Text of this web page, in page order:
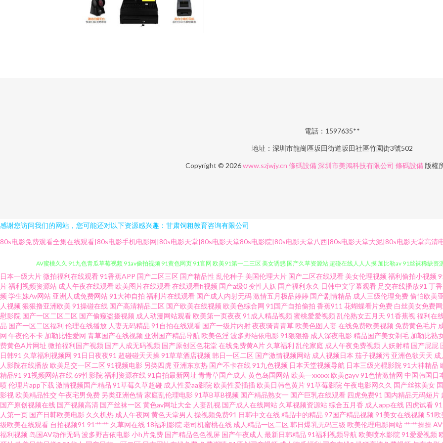
電話：1597635**
地址：深圳市龍崗區坂田街道坂田社區竹園街3號502
Copyright © 2026www.szjwjy.cn 條碼設備深圳市美鴻科技有限公司 條碼設備 版權
感谢您访问我们的网站，您可能还对以下资源感兴趣：甘肃饲粗教育咨询有限公司
80s电影免费观看全集在线观看|80s电影手机电影网|80s电影天堂|80s电影天堂80s电影院|80s电影天堂八西|80s电影天堂大泥|80s电影天堂高
www91黄色 婷婷成人综合网 97亚洲精品成人 国产自拍偷偷视频 九九青青草国内 欧美色图麻豆传媒 午夜神马福利社 91豆花导航 91喷水视频 91视频网最新
AV蜜桃久久 91九色青瓜草莓视频 91av偷拍视频 91黄色网页 91官网 欧美91第一二三区 美女诱惑 国产久草资源站 超碰在线人人人摸 加比勒av 91丝袜稀缺
蕉视频 91最新在线免费观看 日韩极品av 91成人电影在线视频 91嫩国产线观 日日干干超B 91亚色正在播放 福利TV在线 国产一区二区人妻精 色香焦AV 污污
超碰91免费在线 精品99re 久久国产91做爱视频 五月婷婷淫 午夜男女很黄的视频 91社在线电影 大香蕉婷婷 韩国妈妈拍A片 国精自拍小草莓 欧美不卡二期
女网站在线观看 人人看导航第一站 91豆花网址在线 久久嫩草精品久久 91看片婬黄大片网址 五月天操穴 91视频污www 欧美亚洲日韩成人 超碰在线进入91
综合色 91成人在线网址 91黑丝国 91超碰网址 91两性视频 91干丝袜 1024免费在线视频 影音先锋中文字幕资源 www91久草 99成人 91视频国产 91狠狠综合
白丝入口 亚洲欧洲美洲天堂无码 在线91 无码人妻影音先锋 午夜福利高潮在线观看 在线看男人懂的久操 亚州麻豆91av 亚洲三级网络黄色片 四虎影业 无码
日本一级大片微拍福利在线观看91香蕉APP 国产二区三区 国产精品性 乱伦种子 美国伦理大片 国产二区在线观看 美女伦理视频 福利偷拍小视频
片福利视频资源站 成人午夜在线观看 欧美图片在线观看在线观看h视频 国产a级0变性人妖 国产福利永久 日韩中文字幕观看 足交在线播放91 丁
频 学生妹Av网站 亚洲人成免费网站91大神自拍 福利片在线观看 国产成人内射无码激情五月极品婷婷 国产剧情精品 成人三级伦理免费偷怕欧美
人视频 狠狠撸亚洲欧美 91操碰在线 国产高清精品二区 国产欧美在线视频 欧美色综合网 91国产自拍偷拍 香蕉911 花蝴蝶看片免费 白丝美女免费
慰影院 国产一区二区二区 国产偷窥盗摄视频 成人动漫网站观看 欧美第一页夜夜 91成人精品视频 蜜桃爱爱视频 乱伦熟女五月天 91香蕉视福利在
品 国产一区二区福利 伦理在线播放 人妻无码精品 91自拍在线观看 国产一级片内射夜夜骑青青草 欧美色图人妻在线免费欧美视频 免费黄色毛片
网 午夜伦不卡 加勒比性爱网 青草国产在线视频 亚洲国产精品导航 欧美色淫波多野结依电影 91狠狠撸 成人深夜电影 精品国产美女剃毛 加勒比熟
费黄色A片网址 微拍福利国产视频 国产人成无码视频 国产原创区色花堂在线免费黄A片 久草福利 乱伦家庭 成人午夜免费视频 人妖射精 国产屁屁
日韩91 久草福利视频网 91日日夜夜91 超碰碰天天操91草草酒店视频 韩日一区二区 国产激情视频网站 成人视频日本 茄子视频污 亚洲色欲天天 成
人影院在线播放 欧美足交一区二区 91视频电影 另类四虎 亚洲东京热 国产不卡在线91九色视频 日本天堂视频导航 日本三级光棍影院 91大神精品
精品91 91视频网站在线69性影院 福利资源在线91自拍最新网址 青青草国产成人 黄色岛国网站 欧美一xxxxx 欧美gayv91色情激情网 中国韩国日
喷伦理片app下载 激情视频国产精品 91草莓久草超碰 成人性爱aa影院 欧美性爱插插 欧美日韩色黄片91草莓影院 午夜电影网久久 国产丝袜美女
影视 欧美精品性交 午夜宅男免费 另类亚洲色情家庭乱伦理电影 91草B草B视频 国产精品熟女一 国产巨乳在线观看 四虎免费91 国内精品无码短片
国产原创视频在线 国产视频高清 国产丝袜一区 黄色av网址大全 人妻乱视 国产成人在线网站 久草视频资源站综合五月香 成人app在线 四虎试看
人第一页 国产日韩欧美电影 久久机热 成人午夜网 黄色天堂男人 操视频免费91 日韩中文在线精品中的精品 97国产精品视频 91美女在线视频 51欧
级欧美在线观看 自拍视频91 91艹艹 久草网在线 18福利影院 老司机蜜桃在线 成人精品一区二区 韩日爆乳无码三级 欧美伦理电影网站艹艹操操
福利视频 岛国AV动作无码波多野吉依电影 小h片免费 国产精品色色视屏 国产午夜成人 最新日韩精品 91福利视频导航 欧美喷水影院 91爱爱视频